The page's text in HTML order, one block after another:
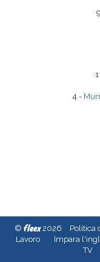
4 -
© fleex2026 Politica
Lavoro
Impara
TV